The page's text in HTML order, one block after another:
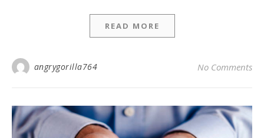
READ MORE
angrygorilla764 No Comments